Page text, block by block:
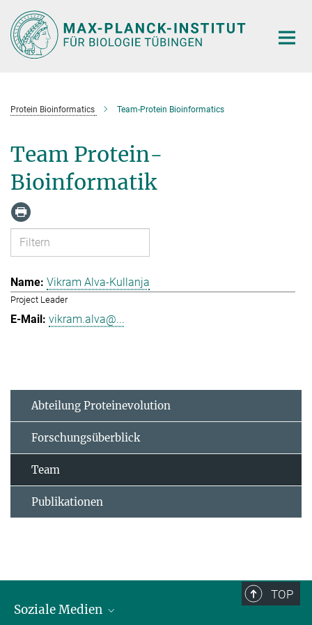
Hauptinhalt
Protein Bioinformatics Team-Protein Bioinformatics
Team Protein-
Bioinformatik
Vikram Alva-Kullanja
Project Leader
vikram.alva@...
Abteilung Proteinevolution
Forschungsüberblick
Team
Publikationen
TOP
Soziale Medien